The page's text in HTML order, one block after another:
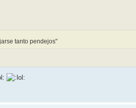
tanto pendejos"